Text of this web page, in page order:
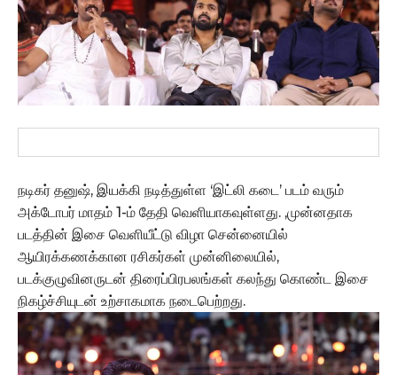
நடிகர் தனுஷ், இயக்கி நடித்துள்ள ‘இட்லி கடை’ படம் வரும்
அக்டோபர் மாதம் 1-ம் தேதி வெளியாகவுள்ளது. ,முன்னதாக
படத்தின் இசை வெளியீட்டு விழா சென்னையில்
ஆயிரக்கணக்கான ரசிகர்கள் முன்னிலையில்,
படக்குழுவினருடன் திரைப்பிரபலங்கள் கலந்து கொண்ட இசை
நிகழ்ச்சியுடன் உற்சாகமாக நடைபெற்றது.